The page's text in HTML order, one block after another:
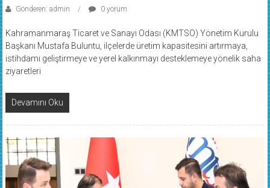
Kahramanmaraş Ticaret ve Sanayi Odası (KMTSO) Yönetim Kurulu
Başkanı Mustafa Buluntu, ilçelerde üretim kapasitesini artırmaya,
istihdamı geliştirmeye ve yerel kalkınmayı desteklemeye yönelik saha
ziyaretleri
Devamını Oku